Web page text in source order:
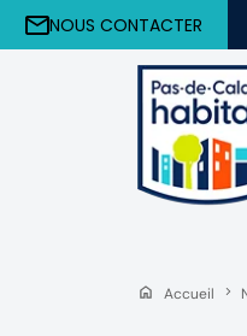
NOUS CONTACTER
Accueil